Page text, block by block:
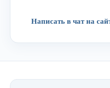
Написать в чат на